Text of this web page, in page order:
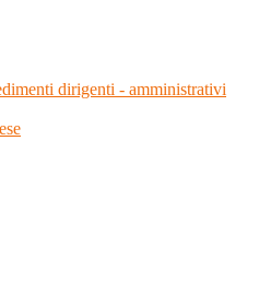
dirigenti - amministrativi